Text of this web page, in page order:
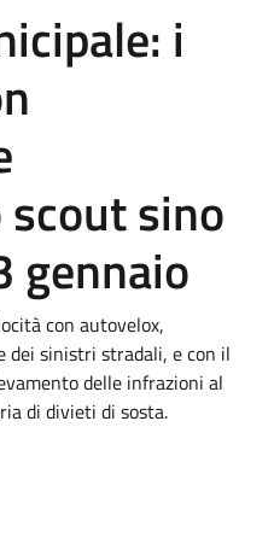
i
sino
gennaio
con autovelox,
dei sinistri stradali, e con il
delle infrazioni al
di divieti di sosta.